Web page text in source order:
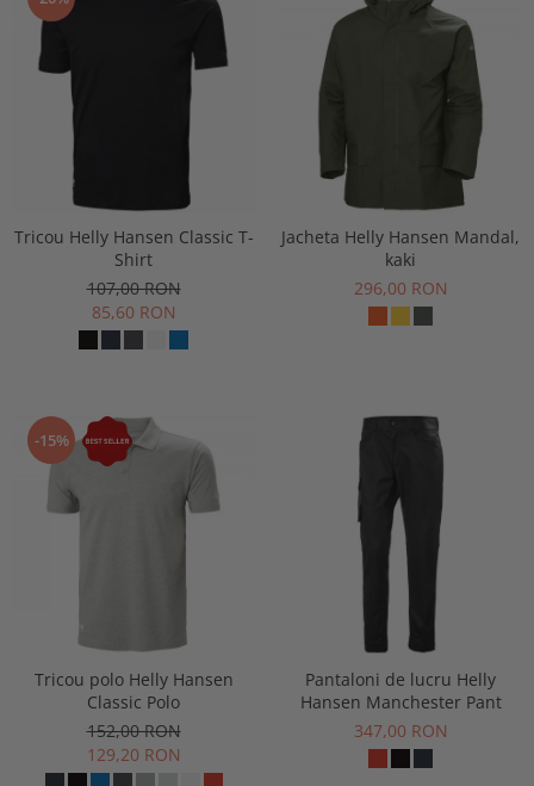
Tricou Helly Hansen Classic T-
Shirt
107,00 RON
85,60 RON
Jacheta Helly Hansen Mandal,
kaki
296,00 RON
-15%
Tricou polo Helly Hansen
Classic Polo
152,00 RON
129,20 RON
Pantaloni de lucru Helly
Hansen Manchester Pant
347,00 RON